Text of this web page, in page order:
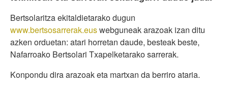
Bertsolaritza ekitaldietarako dugun
www.bertsosarrerak.euswebguneak arazoak izan ditu
azken orduetan: atari horretan daude, besteak beste,
Nafarroako Bertsolari Txapelketarako sarrerak.
Konpondu dira arazoak eta martxan da berriro ataria.